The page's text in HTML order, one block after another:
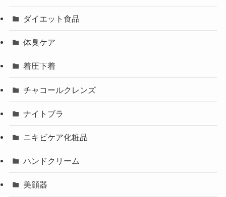
ダイエット食品
体臭ケア
着圧下着
チャコールクレンズ
ナイトブラ
ニキビケア化粧品
ハンドクリーム
美顔器